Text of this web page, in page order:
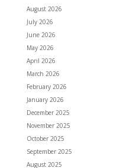
August 2026
July 2026
June 2026
May 2026
April 2026
March 2026
February 2026
January 2026
December 2025
November 2025
October 2025
September 2025
August 2025